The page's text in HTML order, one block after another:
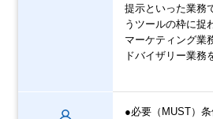
提示といった業務
うツールの枠に捉
マーケティング業
ドバイザリー業務
●必要（MUST）